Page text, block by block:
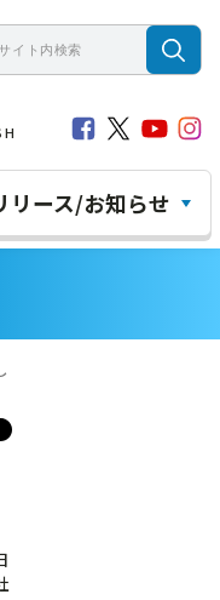
リース/お知らせ